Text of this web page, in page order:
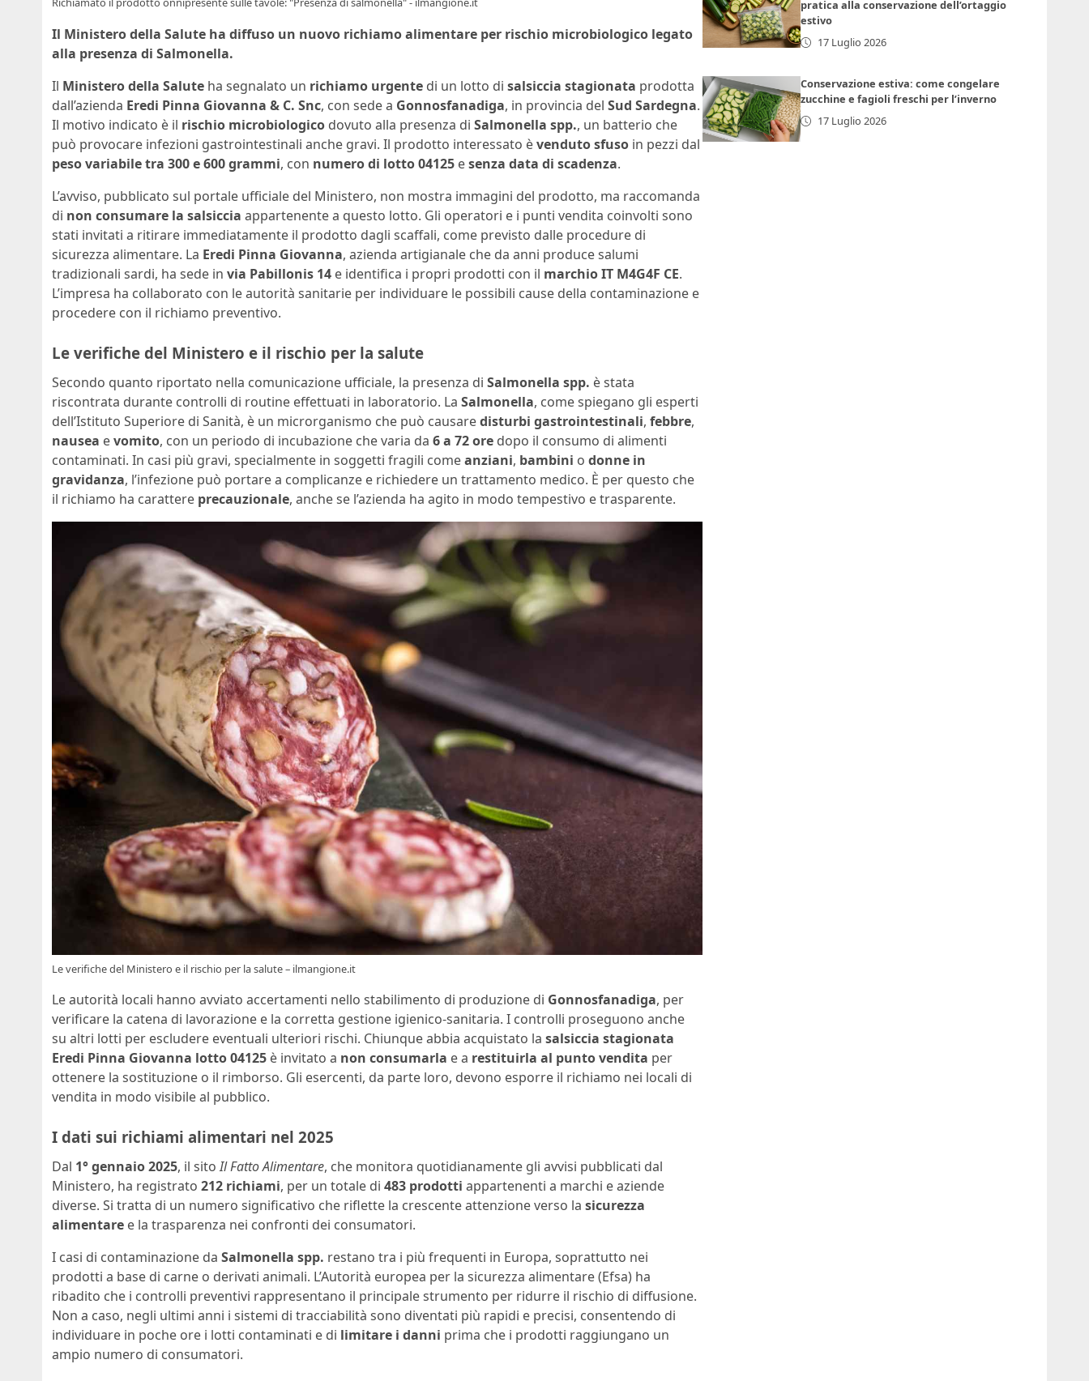
Il Ministero della Salute ha diffuso un nuovo richiamo alimentare per rischio microbiologico legato
alla presenza di Salmonella.
Il Ministero della Salute ha segnalato un richiamo urgente di un lotto di salsiccia stagionata prodotta
dall’azienda Eredi Pinna Giovanna & C. Snc, con sede a Gonnosfanadiga, in provincia del Sud Sardegna.
Il motivo indicato è il rischio microbiologico dovuto alla presenza di Salmonella spp., un batterio che
può provocare infezioni gastrointestinali anche gravi. Il prodotto interessato èvenduto sfuso in pezzi dal
peso variabile tra 300 e 600 grammi, con numero di lotto 04125 esenza data di scadenza.
L’avviso, pubblicato sul portale ufficiale del Ministero, non mostra immagini del prodotto, ma raccomanda
di non consumare la salsiccia appartenente a questo lotto. Gli operatori e i punti vendita coinvolti sono
stati invitati a ritirare immediatamente il prodotto dagli scaffali, come previsto dalle procedure di
sicurezza alimentare. La Eredi Pinna Giovanna, azienda artigianale che da anni produce salumi
tradizionali sardi, ha sede in via Pabillonis 14 e identifica i propri prodotti con il marchio IT M4G4F CE.
L’impresa ha collaborato con le autorità sanitarie per individuare le possibili cause della contaminazione e
procedere con il richiamo preventivo.
Le verifiche del Ministero e il rischio per la salute
Secondo quanto riportato nella comunicazione ufficiale, la presenza di Salmonella spp. è stata
riscontrata durante controlli di routine effettuati in laboratorio. La Salmonella, come spiegano gli esperti
dell’Istituto Superiore di Sanità, è un microrganismo che può causaredisturbi gastrointestinali, febbre,
nausea evomito, con un periodo di incubazione che varia da 6 a 72 ore dopo il consumo di alimenti
contaminati. In casi più gravi, specialmente in soggetti fragili comeanziani, bambini o donne in
gravidanza, l’infezione può portare a complicanze e richiedere un trattamento medico. È per questo che
il richiamo ha carattere precauzionale, anche se l’azienda ha agito in modo tempestivo e trasparente.
Le verifiche del Ministero e il rischio per la salute – ilmangione.it
Le autorità locali hanno avviato accertamenti nello stabilimento di produzione di Gonnosfanadiga, per
verificare la catena di lavorazione e la corretta gestione igienico-sanitaria. I controlli proseguono anche
su altri lotti per escludere eventuali ulteriori rischi. Chiunque abbia acquistato la salsiccia stagionata
Eredi Pinna Giovanna lotto 04125 è invitato a non consumarla e a restituirla al punto vendita per
ottenere la sostituzione o il rimborso. Gli esercenti, da parte loro, devono esporre il richiamo nei locali di
vendita in modo visibile al pubblico.
I dati sui richiami alimentari nel 2025
Dal 1° gennaio 2025, il sitoIl Fatto Alimentare, che monitora quotidianamente gli avvisi pubblicati dal
Ministero, ha registrato 212 richiami, per un totale di 483 prodotti appartenenti a marchi e aziende
diverse. Si tratta di un numero significativo che riflette la crescente attenzione verso la sicurezza
alimentare e la trasparenza nei confronti dei consumatori.
I casi di contaminazione da Salmonella spp. restano tra i più frequenti in Europa, soprattutto nei
prodotti a base di carne o derivati animali. L’Autorità europea per la sicurezza alimentare (Efsa) ha
ribadito che i controlli preventivi rappresentano il principale strumento per ridurre il rischio di diffusione.
Non a caso, negli ultimi anni i sistemi di tracciabilità sono diventati più rapidi e precisi, consentendo di
individuare in poche ore i lotti contaminati e di limitare i danni prima che i prodotti raggiungano un
ampio numero di consumatori.
pratica alla conservazione dell’ortaggio
estivo
17 Luglio 2026
Conservazione estiva: come congelare
zucchine e fagioli freschi per l’inverno
17 Luglio 2026